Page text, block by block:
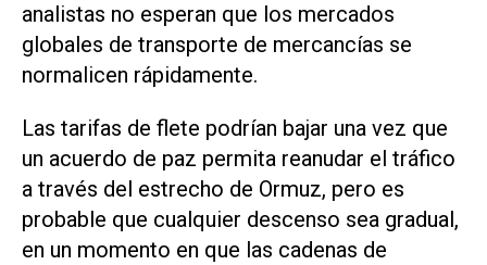
analistas no esperan que los mercados
globales de transporte de mercancías se
normalicen rápidamente.
Las tarifas de flete podrían ‌bajar una vez que
un ⁠acuerdo de paz permita reanudar el tráfico
a través del estrecho de Ormuz, pero es
probable que cualquier descenso sea gradual,
en un momento en que las cadenas ​de